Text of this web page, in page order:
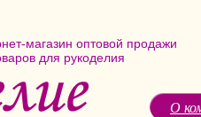
магазин оптовой продажи
для рукоделия
О